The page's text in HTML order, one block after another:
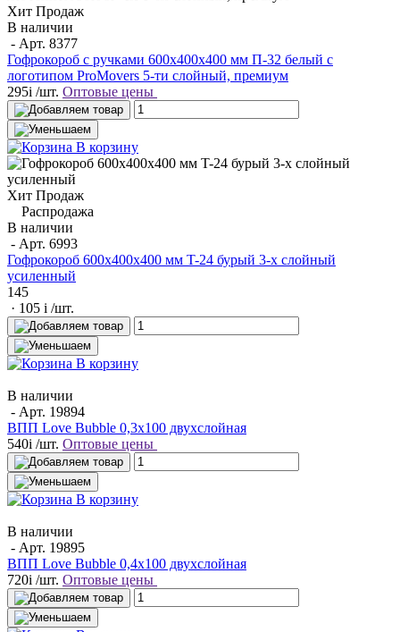
Хит Продаж
В наличии
- Арт. 8377
Гофрокороб с ручками 600х400х400 мм П-32 белый с
логотипом ProMovers 5-ти слойный, премиум
295i /шт. Оптовые цены
В корзину
Хит Продаж
Распродажа
В наличии
- Арт. 6993
Гофрокороб 600x400x400 мм T-24 бурый 3-х слойный
усиленный
145
· 105 i /шт.
В корзину
В наличии
- Арт. 19894
ВПП Love Bubble 0,3х100 двухслойная
540i /шт. Оптовые цены
В корзину
В наличии
- Арт. 19895
ВПП Love Bubble 0,4х100 двухслойная
720i /шт. Оптовые цены